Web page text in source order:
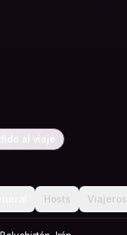
al viaje
Hosts Viajeros